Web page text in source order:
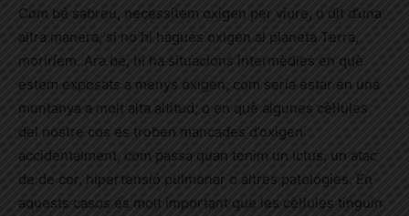
Com bé sabreu, necessitem oxigen per viure, o dit d’una
altra manera, si no hi hagués oxigen al planeta Terra,
moriríem. Ara bé, hi ha situacions intermèdies en què
estem exposats a menys oxigen, com seria estar en una
muntanya a molt alta altitud; o en què algunes cèl·lules
del nostre cos es troben mancades d’oxigen
accidentalment, com passa quan tenim un ictus, un atac
de de cor, hipertensió pulmonar o altres patologies. En
aquests casos és molt important que les cèl·lules tinguin